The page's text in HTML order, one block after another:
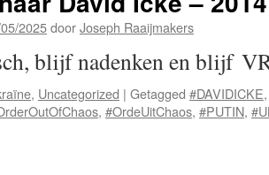
2025doorJoseph Raaijmakers
blijf nadenken en blijf
, Uncategorized | Getagged #DAVIDICKE
, #OrdeUitChaos, #PUTIN,